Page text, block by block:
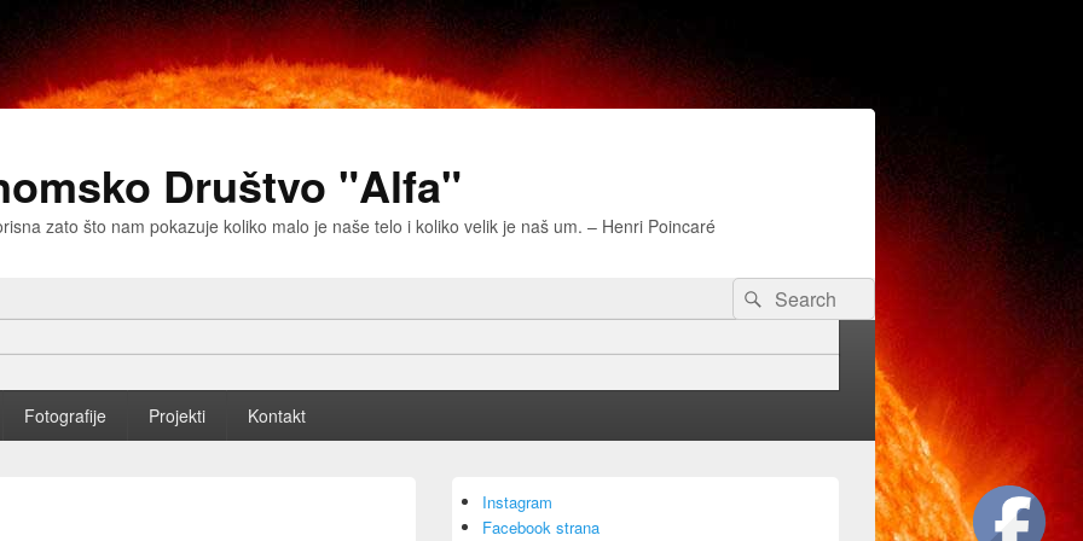
Društvo "Alfa"
zato što nam pokazuje koliko malo je naše telo i koliko velik je naš um. – Henri Poincaré
Search
for:
Search
Fotografije Projekti Kontakt
Sidebar
Widget
Instagram
Facebook strana